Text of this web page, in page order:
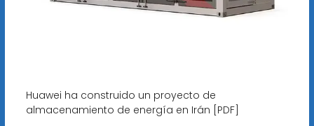
Huawei ha construido un proyecto de
almacenamiento de energía en Irán [PDF]